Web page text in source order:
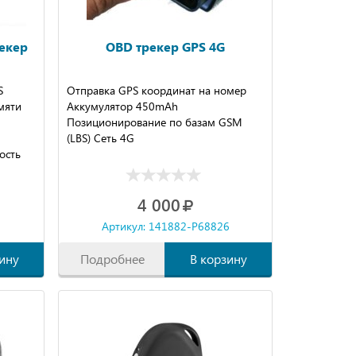
OBD трекер GPS 4G
Отправка GPS координат на номер
Аккумулятор 450mAh
Позиционирование по базам GSM
(LBS) Сеть 4G
4 000
Артикул: 141882-P68826
Подробнее В корзину